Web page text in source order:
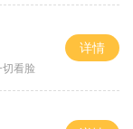
切看脸
详情